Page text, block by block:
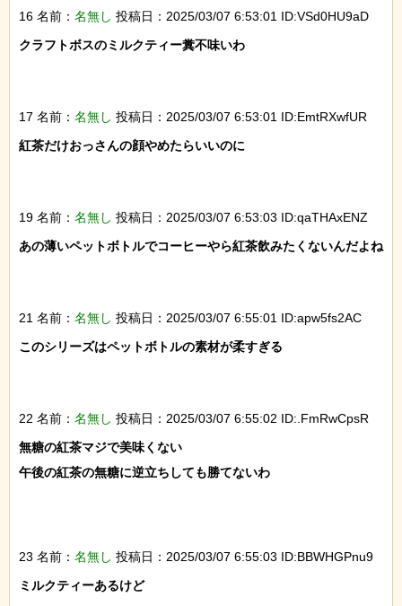
16 名前： 名無し 投稿日：2025/03/07 6:53:01 ID:VSd0HU9aD
クラフトボスのミルクティー糞不味いわ
17 名前： 名無し 投稿日：2025/03/07 6:53:01 ID:EmtRXwfUR
紅茶だけおっさんの顔やめたらいいのに
19 名前： 名無し 投稿日：2025/03/07 6:53:03 ID:qaTHAxENZ
あの薄いペットボトルでコーヒーやら紅茶飲みたくないんだよね
21 名前： 名無し 投稿日：2025/03/07 6:55:01 ID:apw5fs2AC
このシリーズはペットボトルの素材が柔すぎる
22 名前： 名無し 投稿日：2025/03/07 6:55:02 ID:.FmRwCpsR
無糖の紅茶マジで美味くない
午後の紅茶の無糖に逆立ちしても勝てないわ
23 名前： 名無し 投稿日：2025/03/07 6:55:03 ID:BBWHGPnu9
ミルクティーあるけど